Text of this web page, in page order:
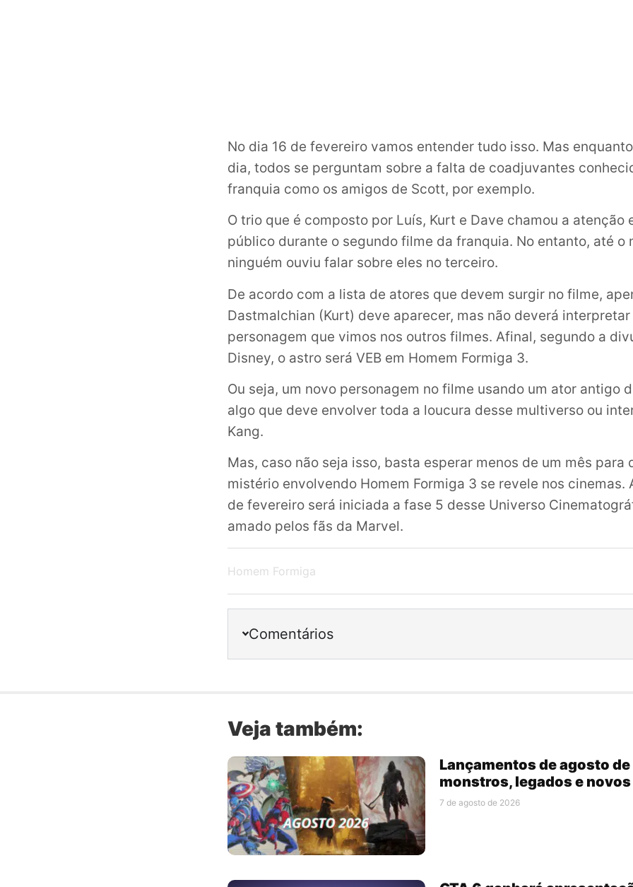
No dia 16 de fevereiro vamos entender tudo isso. Mas
dia, todos se perguntam sobre a falta de coadjuvantes
franquia como os amigos de Scott, por exemplo.
O trio que é composto por Luís, Kurt e Dave chamou a atenção
público durante o segundo filme da franquia. No entanto, até o
ninguém ouviu falar sobre eles no terceiro.
De acordo com a lista de atores que devem surgir no filme,
Dastmalchian (Kurt) deve aparecer, mas não deverá
personagem que vimos nos outros filmes. Afinal, segundo a
Disney, o astro será VEB em Homem Formiga 3.
Ou seja, um novo personagem no filme usando um ator antigo
algo que deve envolver toda a loucura desse multiverso ou
Kang.
Mas, caso não seja isso, basta esperar menos de um mês para
mistério envolvendo Homem Formiga 3 se revele nos cinemas.
de fevereiro será iniciada a fase 5 desse Universo
amado pelos fãs da Marvel.
Homem Formiga
Comentários
Veja também:
Lançamentos de agosto
monstros, legados e
7 de agosto de 2026